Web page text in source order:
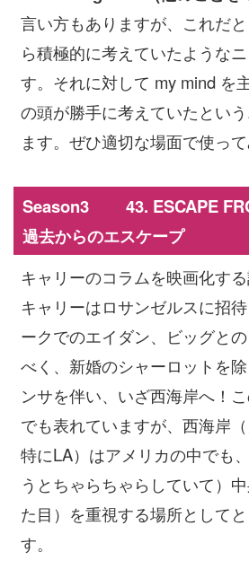
言い方もありますが、これだ
ら積極的に考えていたような
す。それに対して my mind を
の頭が勝手に考えていたとい
ます。ぜひ適切な場面で使って
Season3 43. ESCAPE
過去からのエスケープ
キャリーのコラムを映画化する
キャリーはロサンゼルスに招
ークでのエイダン、ビッグと
べく、新婚のシャーロットを
ンサを伴い、いざ西海岸へ！
でも表れていますが、西海岸（
特にLA）はアメリカの中でも
うとちゃらちゃらしていて）
た目）を重視する場所として
す。